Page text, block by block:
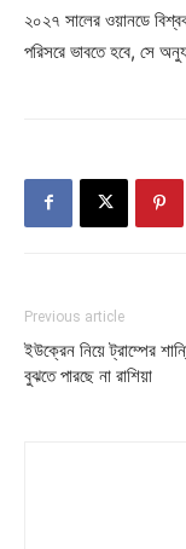
২০২৭ সালের ওয়ানডে
পরিসরে ভাবতে হবে, সে
Previous article
ইউক্রেন নিয়ে ট্রাম্পের
বুঝতে পারছে না রাশিয়া